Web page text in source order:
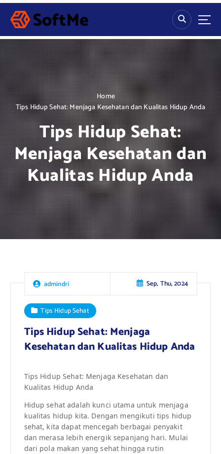
S
p
Home
Tips Hidup Sehat: Menjaga Kesehatan dan Kualitas Hidup Anda
Tips Hidup Sehat:
Menjaga Kesehatan dan
Kualitas Hidup Anda
admindri Sep, Thu, 2024
Tips Hidup Sehat
Tips Hidup Sehat: Menjaga
Kesehatan dan Kualitas Hidup Anda
Tips Hidup Sehat: Menjaga Kesehatan dan
Kualitas Hidup Anda
Hidup sehat adalah kunci utama untuk menjaga
kualitas hidup kita. Dengan mengikuti tips hidup
sehat, kita dapat mencegah berbagai penyakit
dan merasa lebih energik sepanjang hari. Mulai
dari pola makan yang sehat hingga rutin